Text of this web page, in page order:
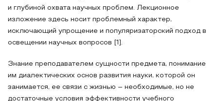
и глубиной охвата научных проблем. Лекционное
изложение здесь носит проблемный характер,
исключающий упрощение и популяризаторский подход в
освещении научных вопросов [1].
Знание преподавателем сущности предмета, понимание
им диалектических основ развития науки, которой он
занимается, ее связи с жизнью – необходимые, но не
достаточные условия эффективности учебного